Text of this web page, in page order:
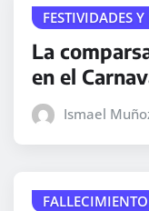
FESTIVIDADES Y
La
en el
Ismael
FALLECIMIENTO